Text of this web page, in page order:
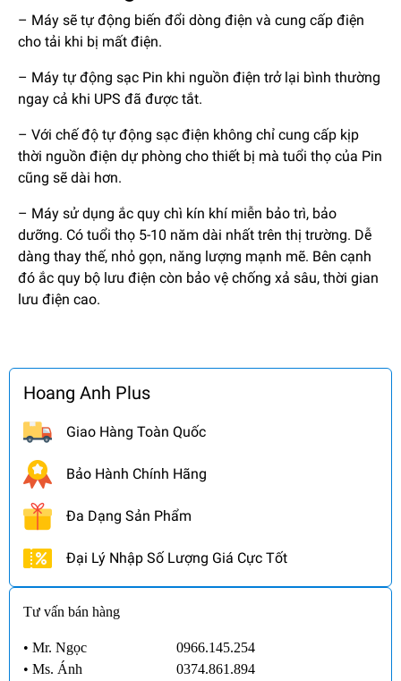
– Máy sẽ tự động biến đổi dòng điện và cung cấp điện
cho tải khi bị mất điện.
– Máy tự động sạc Pin khi nguồn điện trở lại bình thường
ngay cả khi UPS đã được tắt.
– Với chế độ tự động sạc điện không chỉ cung cấp kịp
thời nguồn điện dự phòng cho thiết bị mà tuổi thọ của Pin
cũng sẽ dài hơn.
– Máy sử dụng ắc quy chì kín khí miễn bảo trì, bảo
dưỡng. Có tuổi thọ 5-10 năm dài nhất trên thị trường. Dễ
dàng thay thế, nhỏ gọn, năng lượng mạnh mẽ. Bên cạnh
đó ắc quy bộ lưu điện còn bảo vệ chống xả sâu, thời gian
lưu điện cao.
Hoang Anh Plus
Giao Hàng Toàn Quốc
Bảo Hành Chính Hãng
Đa Dạng Sản Phẩm
Đại Lý Nhập Số Lượng Giá Cực Tốt
Tư vấn bán hàng
• Mr. Ngọc
0966.145.254
• Ms. Ánh
0374.861.894